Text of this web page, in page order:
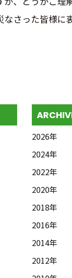
さった皆様に
2026年
2024年
2022年
2020年
2018年
2016年
2014年
2012年